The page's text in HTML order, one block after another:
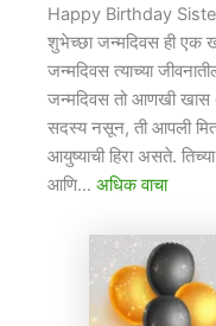
Happy Birthday Sister
शुभेच्छा जन्मदिवस ही एक
जन्मदिवस त्याच्या
जन्मदिवस तो आणखी
सदस्य नसून, ती आपली
आयुष्याची हिरा असते.
आणि… अधिक वाचा